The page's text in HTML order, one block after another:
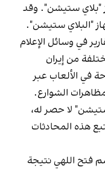
"بلاي ستيشن". وقد
"البلاي ستيشن".
في وسائل الإعلام
من إيران
في الألعاب عبر
الشوارع.
لا حصر له،
هذه المحادثات
فتح اللهي نتيجة